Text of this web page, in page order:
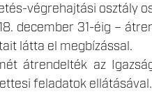
végrehajtási osztály
december 31-éig –
látta el megbízással.
átrendelték az
feladatok ellátásával.